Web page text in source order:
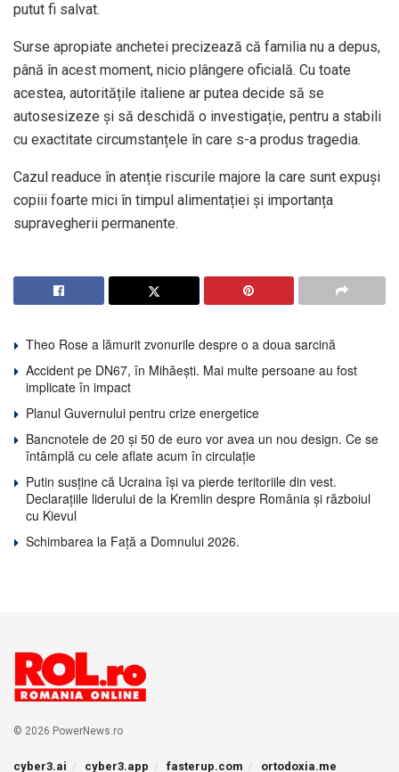
putut fi salvat.
Surse apropiate anchetei precizează că familia nu a depus,
până în acest moment, nicio plângere oficială. Cu toate
acestea, autoritățile italiene ar putea decide să se
autosesizeze și să deschidă o investigație, pentru a stabili
cu exactitate circumstanțele în care s-a produs tragedia.
Cazul readuce în atenție riscurile majore la care sunt expuși
copiii foarte mici în timpul alimentației și importanța
supravegherii permanente.
Theo Rose a lămurit zvonurile despre o a doua sarcină
Accident pe DN67, în Mihăești. Mai multe persoane au fost
implicate în impact
Planul Guvernului pentru crize energetice
Bancnotele de 20 și 50 de euro vor avea un nou design. Ce se
întâmplă cu cele aflate acum în circulație
Putin susține că Ucraina își va pierde teritoriile din vest.
Declarațiile liderului de la Kremlin despre România și războiul
cu Kievul
Schimbarea la Față a Domnului 2026.
© 2026 PowerNews.ro
cyber3.ai cyber3.app fasterup.com ortodoxia.me